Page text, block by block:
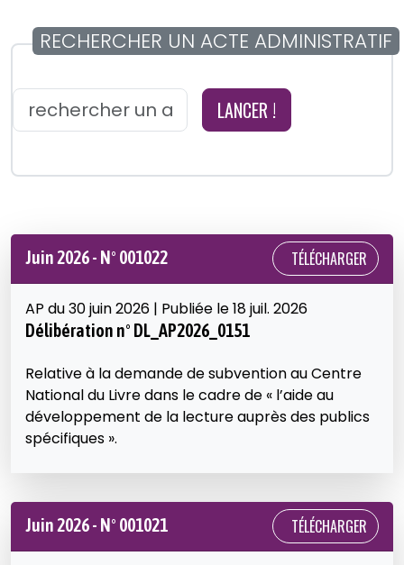
RECHERCHER UN ACTE ADMINISTRATIF
LANCER !
Juin 2026 - N° 001022 TÉLÉCHARGER
AP du 30 juin 2026 | Publiée le 18 juil. 2026
Délibération n° DL_AP2026_0151
Relative à la demande de subvention au Centre
National du Livre dans le cadre de « l’aide au
développement de la lecture auprès des publics
spécifiques ».
Juin 2026 - N° 001021 TÉLÉCHARGER